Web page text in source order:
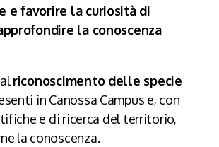
e favorire la curiosità di
la conoscenza
riconoscimento delle specie
in Canossa Campus e, con
e di ricerca del territorio,
la conoscenza.